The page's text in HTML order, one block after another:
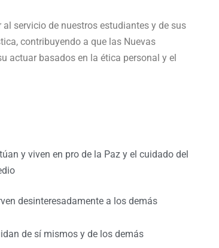
servicio de nuestros estudiantes y de sus
contribuyendo a que las Nuevas
actuar basados en la ética personal y el
y viven en pro de la Paz y el cuidado del
desinteresadamente a los demás
de sí mismos y de los demás